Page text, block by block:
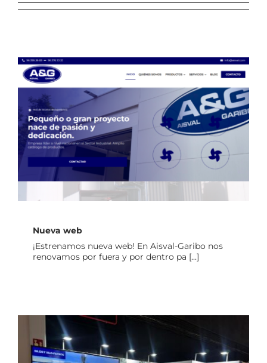
Contacto
Nueva web
Nueva web
¡Estrenamos nueva web! En Aisval-Garibo nos
renovamos por fuera y por dentro pa [...]